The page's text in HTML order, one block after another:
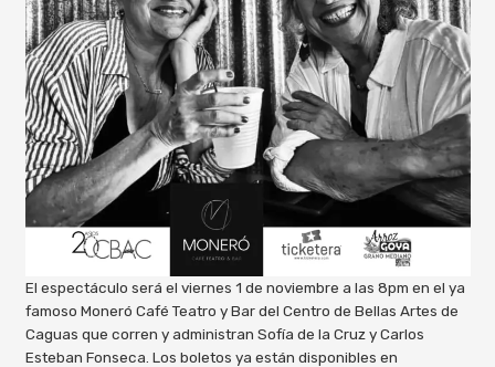
El espectáculo será el viernes 1 de noviembre a las 8pm en el ya
famoso Moneró Café Teatro y Bar del Centro de Bellas Artes de
Caguas que corren y administran Sofía de la Cruz y Carlos
Esteban Fonseca. Los boletos ya están disponibles en